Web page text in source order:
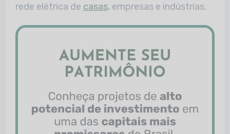
rede elétrica de casas, empresas e indústrias.